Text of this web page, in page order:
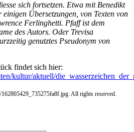
sich fortsetzen. Etwa mit Benedikt
Übersetzungen, von Texten von
Ferlinghetti. Pfaff ist dem
des Autors. Oder Trevisa
genutztes Pseudonym von
findet sich hier:
kultur/aktuell/
All rights reserved.